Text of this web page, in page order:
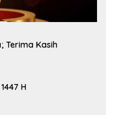
Terima Kasih
H